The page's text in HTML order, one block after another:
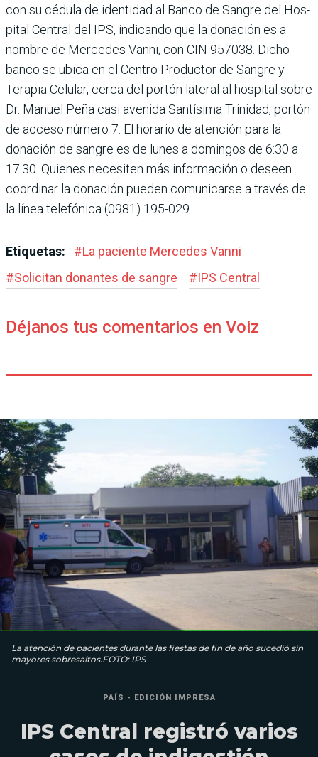
con su cédula de identidad al Banco de Sangre del Hos­
pital Central del IPS, indi­cando que la donación es a
nombre de Mercedes Vanni, con CIN 957038. Dicho
banco se ubica en el Centro Productor de Sangre y
Tera­pia Celular, cerca del por­tón lateral al hospital sobre
Dr. Manuel Peña casi ave­nida Santísima Trinidad, portón
de acceso número 7. El horario de atención para la
donación de sangre es de lunes a domingos de 6:30 a
17:30. Quienes necesiten más información o deseen
coordinar la donación pue­den comunicarse a través de
la línea telefónica (0981) 195-029.
Etiquetas: #La paciente Mercedes Vanni
#Solicitan donantes de sangre #IPS Central
Déjanos tus comentarios en Voiz
La atención de pacientes durante las fiestas de fin de año sucedió sin
mayores sobresaltos.FOTO: IPS
PAÍS - EDICIÓN IMPRESA
IPS Central registró varios